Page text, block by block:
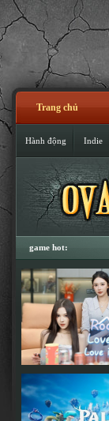
Trang chủ
Hành động Indie
game hot: